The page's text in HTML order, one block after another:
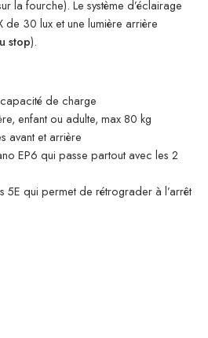
la fourche). Le système d’éclairage
30 lux et une lumière arrière
stop).
de charge
enfant ou adulte, max 80 kg
avant et arrière
EP6 qui passe partout avec les 2
5E qui permet de rétrograder à l’arrêt